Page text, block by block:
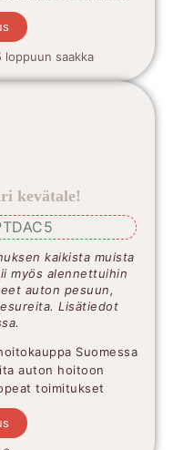
loppuun saakka
kevätale!
kaikista muista
myös alennettuihin
auton pesuun,
Lisätiedot
Suomessa
auton hoitoon
toimitukset